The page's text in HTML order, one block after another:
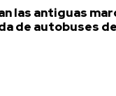
las antiguas
de autobuses